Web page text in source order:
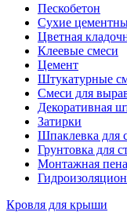
Пескобетон
Сухие
Цветная
Клеевые смеси
Цемент
Штукатурные
Смеси для
Декоративная
Затирки
Шпаклевка для
Грунтовка для
Монтажная пена
Кровля для крыши